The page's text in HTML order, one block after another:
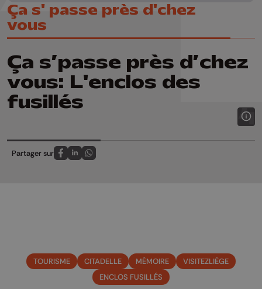
Ça s' passe près d'chez
vous
Ça s’passe près d’chez
vous: L'enclos des
fusillés
Partager sur
Partagez sur FaceBook
Partagez sur LinkedIn
Partagez sur Whatsapp
TOURISME CITADELLE MÉMOIRE
VISITEZLIÈGE
ENCLOS FUSILLÉS